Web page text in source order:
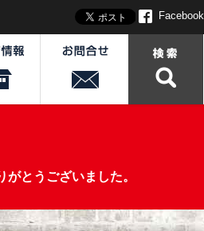
Facebook
とうございました。